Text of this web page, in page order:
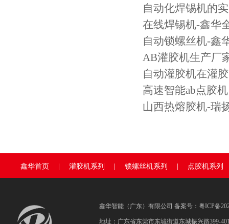
自动化焊锡机的
在线焊锡机-鑫华
自动锁螺丝机-鑫
AB灌胶机生产厂
自动灌胶机在灌
高速智能ab点胶机
山西热熔胶机-瑞
鑫华首页 灌胶机系列 锁螺丝机系列 点胶机系列
鑫华智能（广东）有限公司 备案号： 粤ICP备
地址：广东省东莞市东城街道东城振兴路399-